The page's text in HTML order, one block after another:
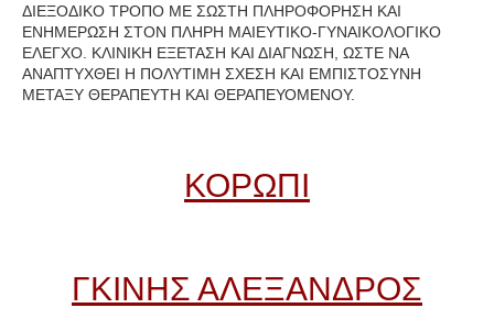
ΔΙΕΞΟΔΙΚΟ ΤΡΟΠΟ ΜΕ ΣΩΣΤΗ ΠΛΗΡΟΦΟΡΗΣΗ ΚΑΙ
ΕΝΗΜΕΡΩΣΗ ΣΤΟΝ ΠΛΗΡΗ ΜΑΙΕΥΤΙΚΟ-ΓΥΝΑΙΚΟΛΟΓΙΚΟ
ΕΛΕΓΧΟ. ΚΛΙΝΙΚΗ ΕΞΕΤΑΣΗ ΚΑΙ ΔΙΑΓΝΩΣΗ, ΩΣΤΕ ΝΑ
ΑΝΑΠΤΥΧΘΕΙ Η ΠΟΛΥΤΙΜΗ ΣΧΕΣΗ ΚΑΙ ΕΜΠΙΣΤΟΣΥΝΗ
ΜΕΤΑΞΥ ΘΕΡΑΠΕΥΤΗ ΚΑΙ ΘΕΡΑΠΕΥΟΜΕΝΟΥ.
ΚΟΡΩΠΙ
ΓΚΙΝΗΣ ΑΛΕΞΑΝΔΡΟΣ